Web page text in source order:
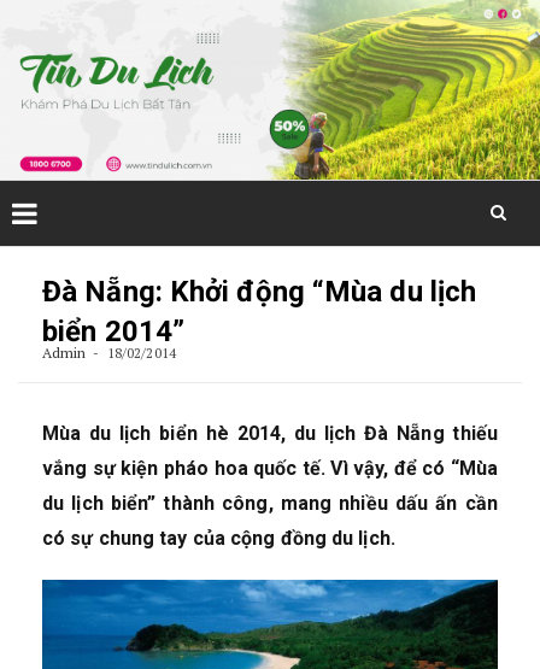
Đà Nẵng: Khởi động “Mùa du lịch
biển 2014”
Admin 18/02/2014
Mùa du lịch biển hè 2014, du lịch Đà Nẵng thiếu
vắng sự kiện pháo hoa quốc tế. Vì vậy, để có “Mùa
du lịch biển” thành công, mang nhiều dấu ấn cần
có sự chung tay của cộng đồng du lịch.